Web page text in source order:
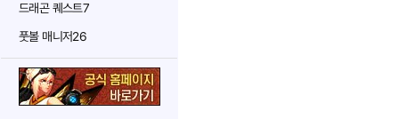
드래곤 퀘스트7
풋볼 매니저26